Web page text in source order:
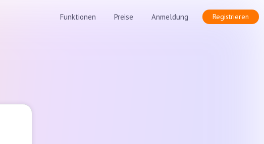
Funktionen Preise Anmeldung Registrieren